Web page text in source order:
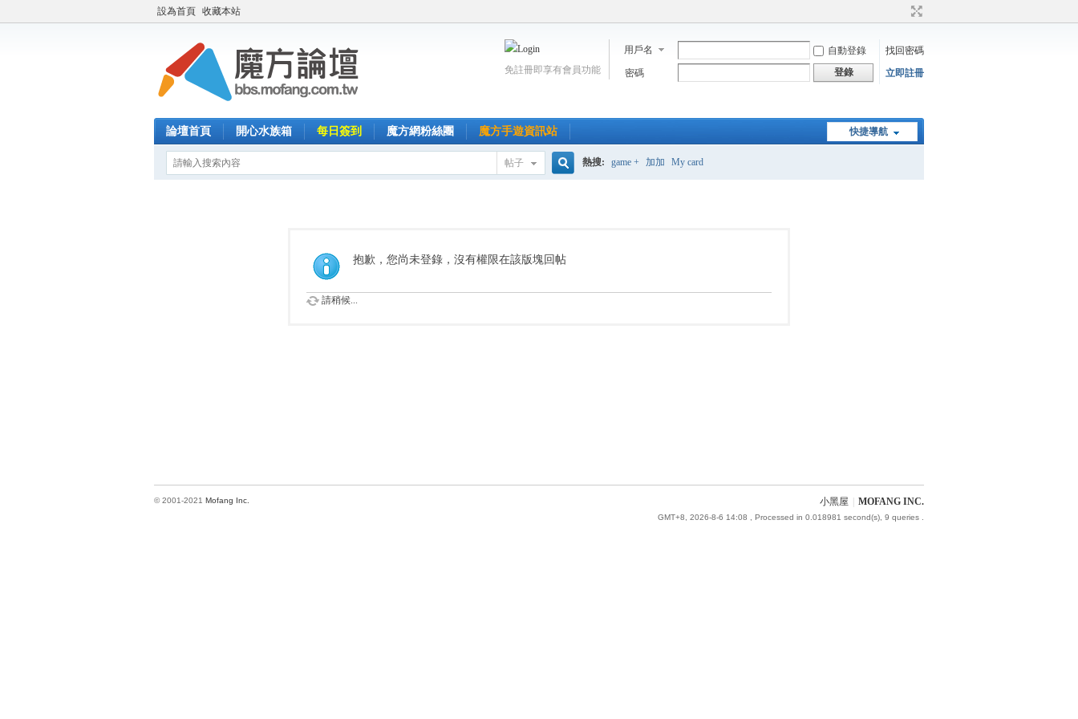
設為首頁 收藏本站
用戶名 自動登錄
找回密碼
密碼
登錄 立即註冊
免註冊即享有會員功能
快捷導航
論壇首頁 開心水族箱 每日簽到 魔方網粉絲團 魔方手遊資訊站
帖子
索
熱搜: game + 加加 My card
抱歉，您尚未登錄，沒有權限在該版塊回帖
請稍候...
小黑屋 MOFANG INC.
GMT+8, 2026-8-6 14:08 , Processed in 0.018981 second(s), 9 queries .
© 2001-2021 Mofang Inc.